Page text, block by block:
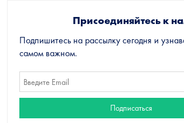
Присоединяйтесь к
Подпишитесь на рассылку сегодня и
самом важном.